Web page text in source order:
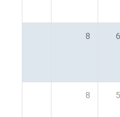
8
8